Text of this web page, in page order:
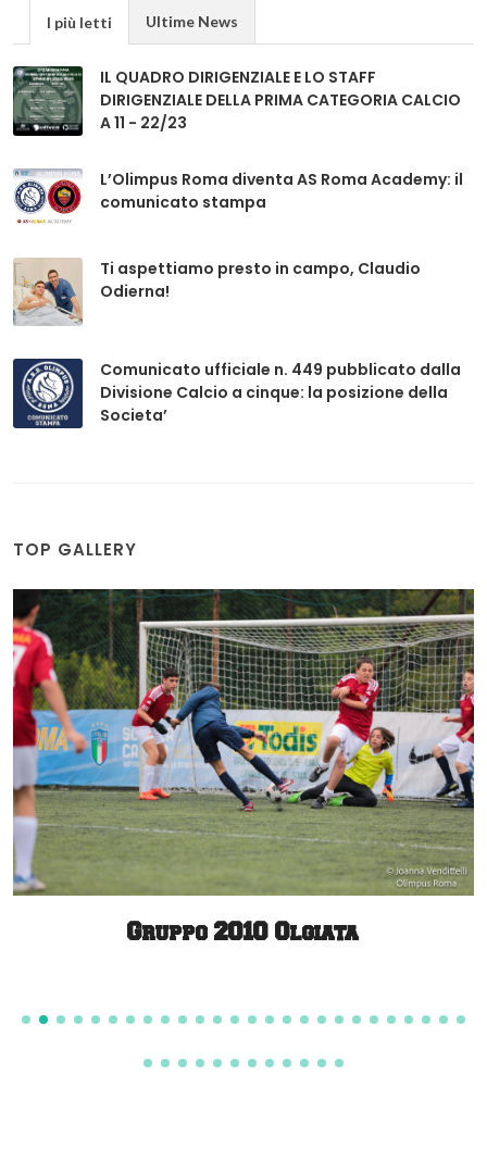
I più letti Ultime News
IL QUADRO DIRIGENZIALE E LO STAFF
DIRIGENZIALE DELLA PRIMA CATEGORIA CALCIO
A 11 - 22/23
L’Olimpus Roma diventa AS Roma Academy: il
comunicato stampa
Ti aspettiamo presto in campo, Claudio
Odierna!
Comunicato ufficiale n. 449 pubblicato dalla
Divisione Calcio a cinque: la posizione della
Societa’
TOP GALLERY
Gruppo 2010 Olgiata